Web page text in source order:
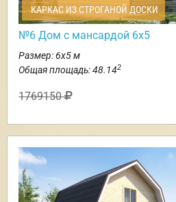
КАРКАС ИЗ СТРОГАНОЙ ДОСКИ
№6 Дом с мансардой 6х5
Размер: 6х5 м
Общая площадь: 48.142
1769150